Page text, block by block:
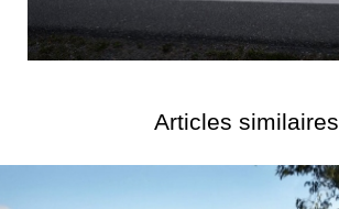
Articles similaires